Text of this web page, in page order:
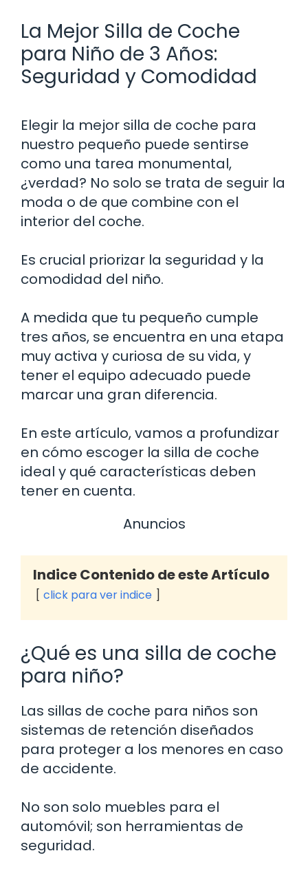
La Mejor Silla de Coche
para Niño de 3 Años:
Seguridad y Comodidad
Elegir la mejor silla de coche para
nuestro pequeño puede sentirse
como una tarea monumental,
¿verdad? No solo se trata de seguir la
moda o de que combine con el
interior del coche.
Es crucial priorizar la seguridad y la
comodidad del niño.
A medida que tu pequeño cumple
tres años, se encuentra en una etapa
muy activa y curiosa de su vida, y
tener el equipo adecuado puede
marcar una gran diferencia.
En este artículo, vamos a profundizar
en cómo escoger la silla de coche
ideal y qué características deben
tener en cuenta.
Anuncios
Indice Contenido de este Artículo
click para ver indice
¿Qué es una silla de coche
para niño?
Las sillas de coche para niños son
sistemas de retención diseñados
para proteger a los menores en caso
de accidente.
No son solo muebles para el
automóvil; son herramientas de
seguridad.